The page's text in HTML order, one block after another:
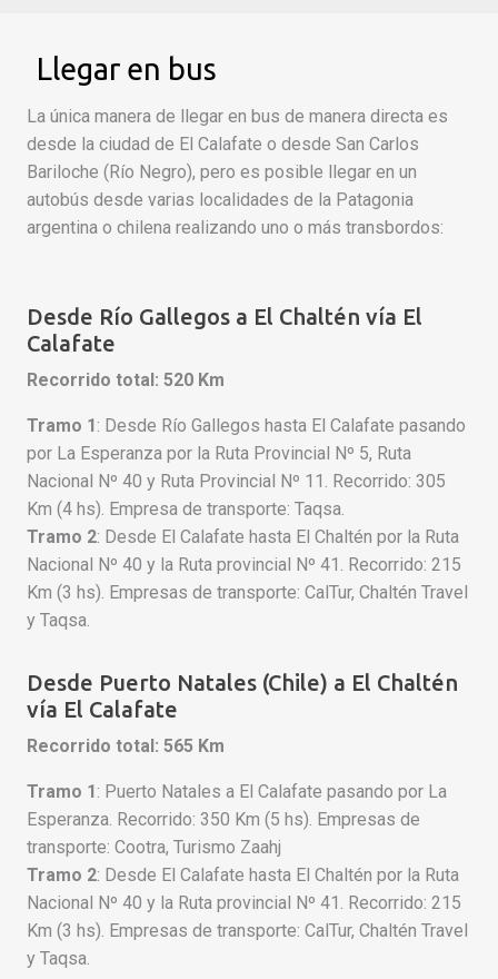
Llegar en bus
La única manera de llegar en bus de manera directa es
desde la ciudad de El Calafate o desde San Carlos
Bariloche (Río Negro), pero es posible llegar en un
autobús desde varias localidades de la Patagonia
argentina o chilena realizando uno o más transbordos:
Desde Río Gallegos a El Chaltén vía El
Calafate
Recorrido total: 520 Km
Tramo 1 : Desde Río Gallegos hasta El Calafate pasando
por La Esperanza por la Ruta Provincial Nº 5, Ruta
Nacional Nº 40 y Ruta Provincial Nº 11. Recorrido: 305
Km (4 hs). Empresa de transporte: Taqsa.
Tramo 2: Desde El Calafate hasta El Chaltén por la Ruta
Nacional Nº 40 y la Ruta provincial Nº 41. Recorrido: 215
Km (3 hs). Empresas de transporte: CalTur, Chaltén Travel
y Taqsa.
Desde Puerto Natales (Chile) a El Chaltén
vía El Calafate
Recorrido total: 565 Km
Tramo 1 : Puerto Natales a El Calafate pasando por La
Esperanza. Recorrido: 350 Km (5 hs). Empresas de
transporte: Cootra, Turismo Zaahj
Tramo 2: Desde El Calafate hasta El Chaltén por la Ruta
Nacional Nº 40 y la Ruta provincial Nº 41. Recorrido: 215
Km (3 hs). Empresas de transporte: CalTur, Chaltén Travel
y Taqsa.